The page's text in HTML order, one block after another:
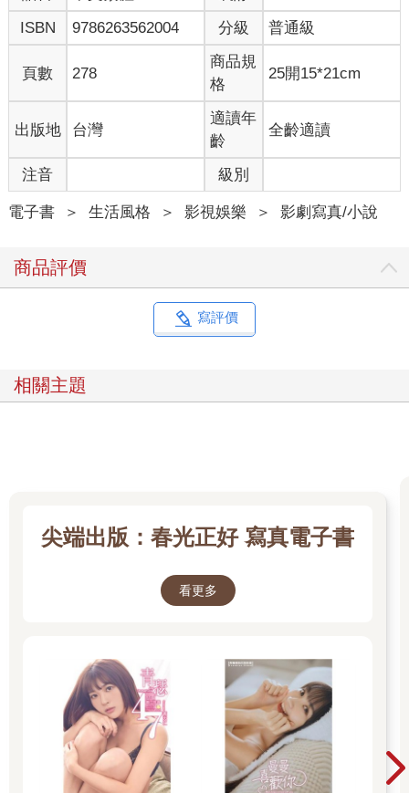
ISBN
9786263562004 分級 普通級
頁數 278
商品規
格
25開15*21cm
出版地 台灣
適讀年
齡
全齡適讀
注音 級別
電子書 ＞ 生活風格 ＞ 影視娛樂 ＞ 影劇寫真/小說
商品評價
寫評價
相關主題
尖端出版：春光正好 寫真電子書
看更多